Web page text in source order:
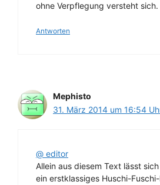
ohne Verpflegung versteht sich.
Antworten
Mephisto
31. März 2014 um 16:54
@ editor
Allein aus diesem Text lässt
ein erstklassiges Huschi-